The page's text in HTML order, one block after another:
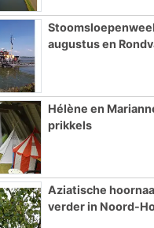
augustus en
Hélène en
prikkels
Aziatische
verder in Noord-